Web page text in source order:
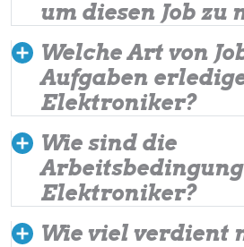
um diesen Job zu
Welche Art von
Aufgaben
Elektroniker?
Wie sind die
Elektroniker?
Wie viel verdient